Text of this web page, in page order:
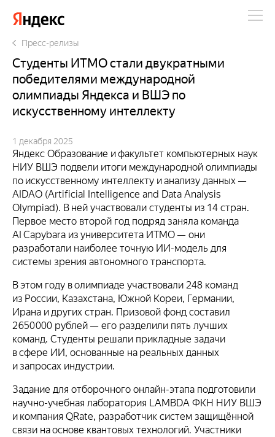
Пресс-релизы
Студенты ИТМО стали двукратными
победителями международной
олимпиады Яндекса и ВШЭ по
искусственному интеллекту
1 декабря 2025
Яндекс Образование и факультет компьютерных наук
НИУ ВШЭ подвели итоги международной олимпиады
по искусственному интеллекту и анализу данных —
AIDAO (Artificial Intelligence and Data Analysis
Olympiad). В ней участвовали студенты из 14 стран.
Первое место второй год подряд заняла команда
AI Capybara из университета ИТМО — они
разработали наиболее точную ИИ-модель для
системы зрения автономного транспорта.
В этом году в олимпиаде участвовали 248 команд
из России, Казахстана, Южной Кореи, Германии,
Ирана и других стран. Призовой фонд составил
2 650 000 рублей — его разделили пять лучших
команд. Студенты решали прикладные задачи
в сфере ИИ, основанные на реальных данных
и запросах индустрии.
Задание для отборочного онлайн-этапа подготовили
научно-учебная лаборатория LAMBDA ФКН НИУ ВШЭ
и компания QRate, разработчик систем защищённой
связи на основе квантовых технологий. Участники